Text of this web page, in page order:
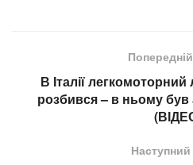
В Італії
розбився – в ньому
Наступний